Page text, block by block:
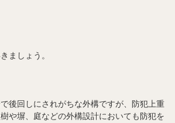
ましょう。
後回しにされがちな外構ですが、防犯上重
や塀、庭などの外構設計においても防犯を